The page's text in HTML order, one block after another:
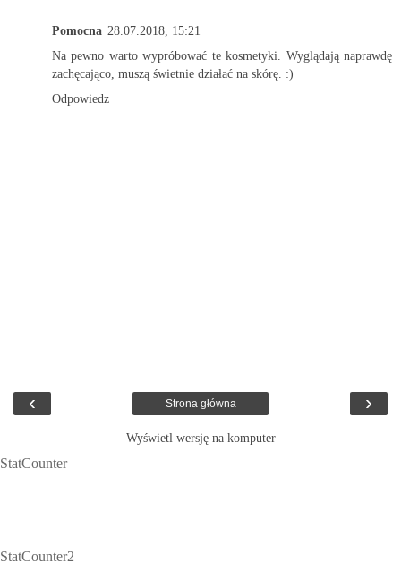
Pomocna 28.07.2018, 15:21
Na pewno warto wypróbować te kosmetyki. Wyglądają naprawdę
zachęcająco, muszą świetnie działać na skórę. :)
Odpowiedz
‹ ›
Strona główna
Wyświetl wersję na komputer
StatCounter
StatCounter2